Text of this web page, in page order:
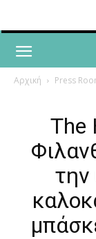
Αρχική Press
Τhe
την